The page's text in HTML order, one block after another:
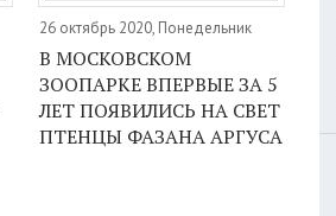
26 октябрь 2020, Понедельник
В МОСКОВСКОМ
ЗООПАРКЕ ВПЕРВЫЕ ЗА 5
ЛЕТ ПОЯВИЛИСЬ НА СВЕТ
ПТЕНЦЫ ФАЗАНА АРГУСА